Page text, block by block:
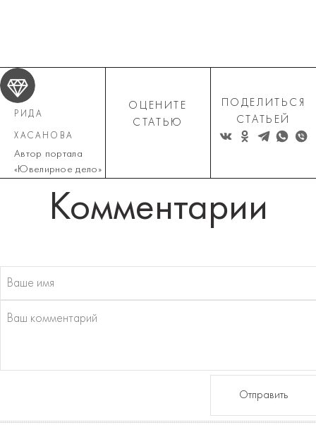
РИДА
ХАСАНОВА
Автор портала
«Ювелирное дело»
ОЦЕНИТЕ
СТАТЬЮ
ПОДЕЛИТЬСЯ
СТАТЬЕЙ
Комментарии
Отправить